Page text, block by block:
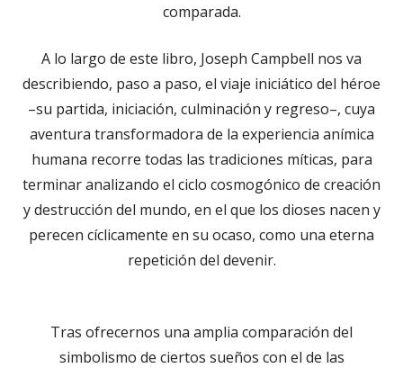
comparada.
A lo largo de este libro, Joseph Campbell nos va
describiendo, paso a paso, el viaje iniciático del héroe
–su partida, iniciación, culminación y regreso–, cuya
aventura transformadora de la experiencia anímica
humana recorre todas las tradiciones míticas, para
terminar analizando el ciclo cosmogónico de creación
y destrucción del mundo, en el que los dioses nacen y
perecen cíclicamente en su ocaso, como una eterna
repetición del devenir.
Tras ofrecernos una amplia comparación del
simbolismo de ciertos sueños con el de las